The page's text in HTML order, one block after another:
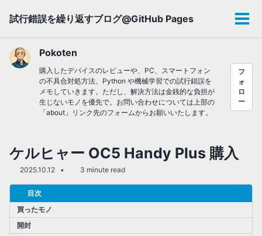
primary
navigation
content
footer
試行錯誤を繰り返すブログ@GitHub Pages
メ
ニ
ー
Pokoten
購入したデバイスのレビューや、PC、スマートフォン
の不具合対処方法、Python や機械学習での試行錯誤を
メモしていきます。ただし、解決方法は金銭的な負担が
生じないモノを優先で。お問い合わせについては上部の
「about」リンク先のフォームからお願いいたします。
フ
ォ
ロ
ー
ケルヒャー OC5 Handy Plus 購入
2025.10.12 3 minute read
目次
買ったモノ
開封